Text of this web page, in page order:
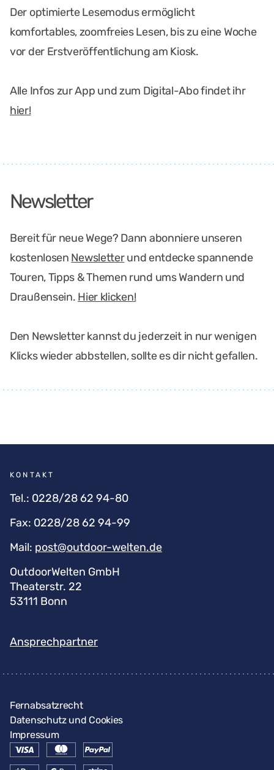
Der optimierte Lesemodus ermöglicht
komfortables, zoomfreies Lesen, bis zu eine Woche
vor der Erstveröffentlichung am Kiosk.
Alle Infos zur App und zum Digital-Abo findet ihr
hier!
Newsletter
Bereit für neue Wege? Dann abonniere unseren
kostenlosen Newsletterund entdecke spannende
Touren, Tipps & Themen rund ums Wandern und
Draußensein. Hier klicken!
Den Newsletter kannst du jederzeit in nur wenigen
Klicks wieder abbstellen, sollte es dir nicht gefallen.
KONTAKT
Tel.: 0228/28 62 94-80
Fax: 0228/28 62 94-99
Mail: post@outdoor-welten.de
OutdoorWelten GmbH
Theaterstr. 22
53111 Bonn
Ansprechpartner
Fernabsatzrecht
Datenschutz und Cookies
Impressum